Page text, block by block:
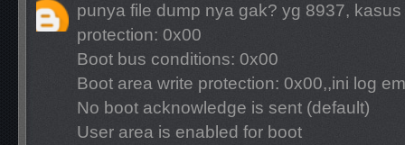
punya file dump nya gak? yg 8937,
protection: 0x00
Boot bus conditions: 0x00
Boot area write protection: 0x00,,ini log
No boot acknowledge is sent (default)
User area is enabled for boot